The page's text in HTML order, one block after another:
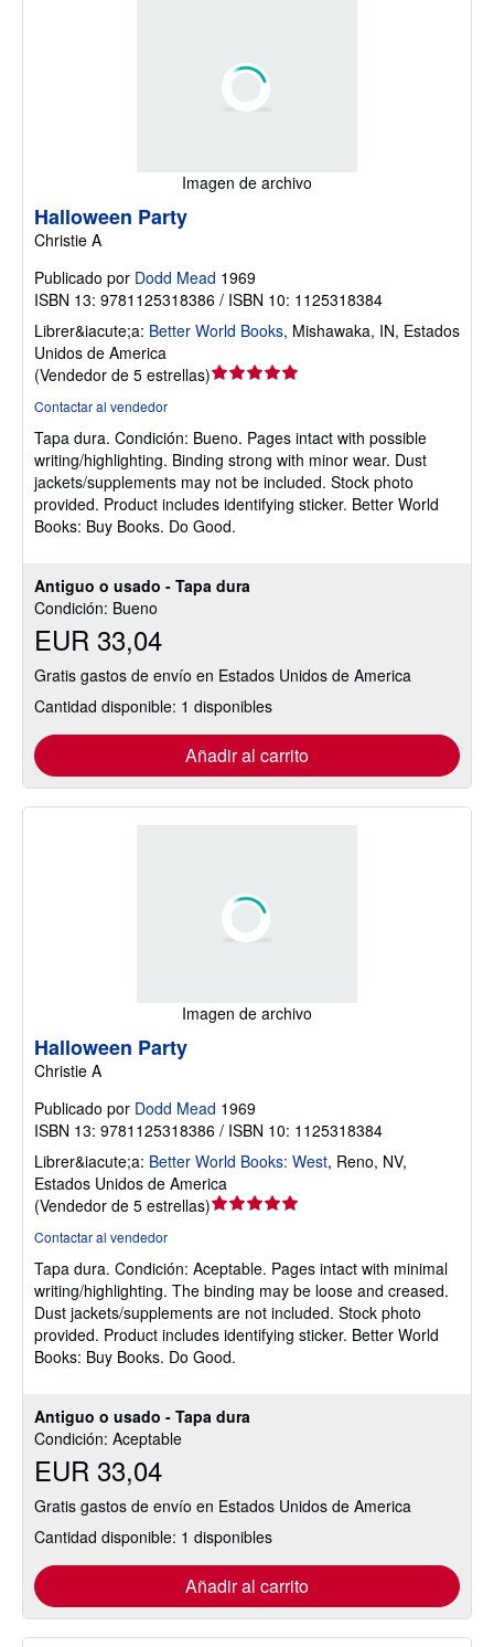
Imagen de archivo
Antiguo o usado - Tapa dura
Condición: Bueno
EUR 33,04
Gratis gastos de envío en Estados Unidos de America
Cantidad disponible: 1 disponibles
Añadir al carrito
Halloween Party
Christie A
Publicado por Dodd Mead 1969
ISBN 13: 9781125318386 / ISBN 10: 1125318384
Librer&iacute;a: Better World Books, Mishawaka, IN, Estados
Unidos de America
(Vendedor de 5 estrellas)Calificación
5
de
5
estrellas
Contactar al vendedor
Tapa dura. Condición: Bueno. Pages intact with possible
writing/highlighting. Binding strong with minor wear. Dust
jackets/supplements may not be included. Stock photo
provided. Product includes identifying sticker. Better World
Books: Buy Books. Do Good.
Imagen de archivo
Antiguo o usado - Tapa dura
Condición: Aceptable
EUR 33,04
Gratis gastos de envío en Estados Unidos de America
Cantidad disponible: 1 disponibles
Añadir al carrito
Halloween Party
Christie A
Publicado por Dodd Mead 1969
ISBN 13: 9781125318386 / ISBN 10: 1125318384
Librer&iacute;a: Better World Books: West, Reno, NV,
Estados Unidos de America
(Vendedor de 5 estrellas)Calificación
5
de
5
estrellas
Contactar al vendedor
Tapa dura. Condición: Aceptable. Pages intact with minimal
writing/highlighting. The binding may be loose and creased.
Dust jackets/supplements are not included. Stock photo
provided. Product includes identifying sticker. Better World
Books: Buy Books. Do Good.